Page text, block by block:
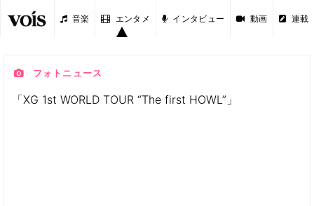
音楽 エンタメ インタビュー 動画 連載
フォトニュース
「XG 1st WORLD TOUR “The first HOWL”」